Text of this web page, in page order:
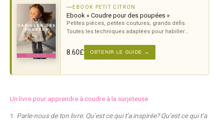
EBOOK PETIT CITRON
Ebook « Coudre pour des poupées »
Petites pièces, petites coutures, grands défis.
Toutes les techniques adaptées pour habiller
8.60£ OBTENIR LE GUIDE →
Un livre pour apprendre à coudre à la surjeteuse
1. Parle-nous de ton livre: Qu’est ce qui t’a inspirée? Qu’est ce qui t’a